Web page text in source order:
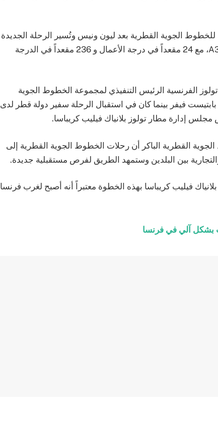
للخطوط الجوية القطرية بعد ليون ونيس وتُسير الرحلة الجديدة
إلى تولوز بواسطة طائرة إيرباص A330-200، مع 24 مقعداً في درجة الأعمال و 236 مقعداً في الدرجة
الفرنسية الرئيس التنفيذي لمجموعة الخطوط الجوية
بابتيست فيفر بينما كان في استقبال الرحلة سفير دولة قطر لدى
إدارة مطار تولوز بلانياك فيليب كريباسا.
القطرية الباكر أن رحلات الخطوط الجوية القطرية إلى
بين البلدين وستمهد الطريق لفرص مستقبلية جديدة.
فيليب كريباسا بهذه الخطوة معتبراً أنه أصبح لغرب فرنسا
بشكل آلي في فرنسا